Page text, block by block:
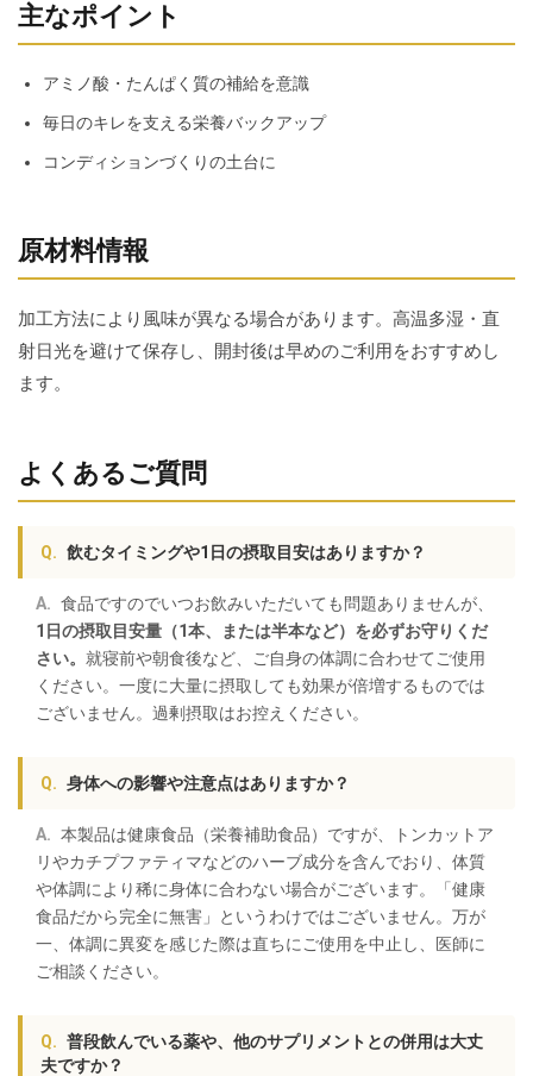
主なポイント
アミノ酸・たんぱく質の補給を意識
毎日のキレを支える栄養バックアップ
コンディションづくりの土台に
原材料情報
加工方法により風味が異なる場合があります。高温多湿・直
射日光を避けて保存し、開封後は早めのご利用をおすすめし
ます。
よくあるご質問
飲むタイミングや1日の摂取目安はありますか？
食品ですのでいつお飲みいただいても問題ありませんが、
1日の摂取目安量（1本、または半本など）を必ずお守りくだ
さい。 就寝前や朝食後など、ご自身の体調に合わせてご使用
ください。一度に大量に摂取しても効果が倍増するものでは
ございません。過剰摂取はお控えください。
身体への影響や注意点はありますか？
本製品は健康食品（栄養補助食品）ですが、トンカットア
リやカチプファティマなどのハーブ成分を含んでおり、体質
や体調により稀に身体に合わない場合がございます。「健康
食品だから完全に無害」というわけではございません。万が
一、体調に異変を感じた際は直ちにご使用を中止し、医師に
ご相談ください。
普段飲んでいる薬や、他のサプリメントとの併用は大丈
夫ですか？